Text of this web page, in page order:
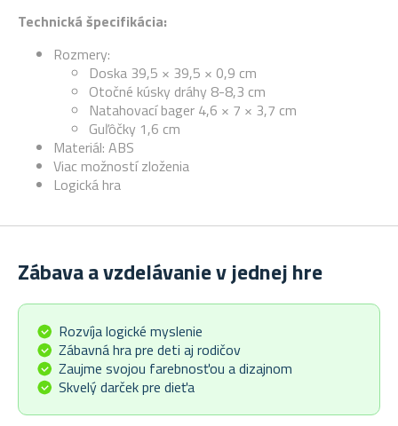
Technická špecifikácia:
Rozmery:
Doska 39,5 × 39,5 × 0,9 cm
Otočné kúsky dráhy 8-8,3 cm
Natahovací bager 4,6 × 7 × 3,7 cm
Guľôčky 1,6 cm
Materiál: ABS
Viac možností zloženia
Logická hra
Zábava a vzdelávanie v jednej hre
Rozvíja logické myslenie
Zábavná hra pre deti aj rodičov
Zaujme svojou farebnosťou a dizajnom
Skvelý darček pre dieťa